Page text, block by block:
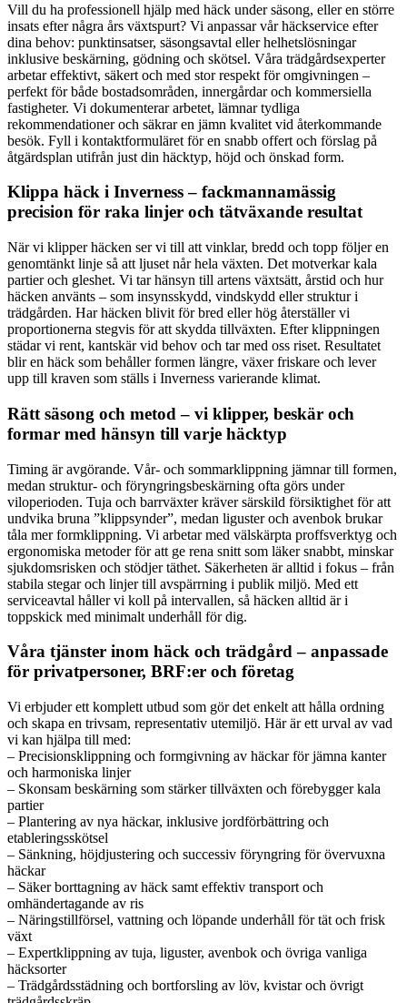
Vill du ha professionell hjälp med häck under säsong, eller en större
insats efter några års växtspurt? Vi anpassar vår häckservice efter
dina behov: punktinsatser, säsongsavtal eller helhetslösningar
inklusive beskärning, gödning och skötsel. Våra trädgårdsexperter
arbetar effektivt, säkert och med stor respekt för omgivningen –
perfekt för både bostadsområden, innergårdar och kommersiella
fastigheter. Vi dokumenterar arbetet, lämnar tydliga
rekommendationer och säkrar en jämn kvalitet vid återkommande
besök. Fyll i kontaktformuläret för en snabb offert och förslag på
åtgärdsplan utifrån just din häcktyp, höjd och önskad form.
Klippa häck i Inverness – fackmannamässig
precision för raka linjer och tätväxande resultat
När vi klipper häcken ser vi till att vinklar, bredd och topp följer en
genomtänkt linje så att ljuset når hela växten. Det motverkar kala
partier och gleshet. Vi tar hänsyn till artens växtsätt, årstid och hur
häcken använts – som insynsskydd, vindskydd eller struktur i
trädgården. Har häcken blivit för bred eller hög återställer vi
proportionerna stegvis för att skydda tillväxten. Efter klippningen
städar vi rent, kantskär vid behov och tar med oss riset. Resultatet
blir en häck som behåller formen längre, växer friskare och lever
upp till kraven som ställs i Inverness varierande klimat.
Rätt säsong och metod – vi klipper, beskär och
formar med hänsyn till varje häcktyp
Timing är avgörande. Vår- och sommarklippning jämnar till formen,
medan struktur- och föryngringsbeskärning ofta görs under
viloperioden. Tuja och barrväxter kräver särskild försiktighet för att
undvika bruna ”klippsynder”, medan liguster och avenbok brukar
tåla mer formklippning. Vi arbetar med välskärpta proffsverktyg och
ergonomiska metoder för att ge rena snitt som läker snabbt, minskar
sjukdomsrisken och stödjer täthet. Säkerheten är alltid i fokus – från
stabila stegar och linjer till avspärrning i publik miljö. Med ett
serviceavtal håller vi koll på intervallen, så häcken alltid är i
toppskick med minimalt underhåll för dig.
Våra tjänster inom häck och trädgård – anpassade
för privatpersoner, BRF:er och företag
Vi erbjuder ett komplett utbud som gör det enkelt att hålla ordning
och skapa en trivsam, representativ utemiljö. Här är ett urval av vad
vi kan hjälpa till med:
– Precisionsklippning och formgivning av häckar för jämna kanter
och harmoniska linjer
– Skonsam beskärning som stärker tillväxten och förebygger kala
partier
– Plantering av nya häckar, inklusive jordförbättring och
etableringsskötsel
– Sänkning, höjdjustering och successiv föryngring för övervuxna
häckar
– Säker borttagning av häck samt effektiv transport och
omhändertagande av ris
– Näringstillförsel, vattning och löpande underhåll för tät och frisk
växt
– Expertklippning av tuja, liguster, avenbok och övriga vanliga
häcksorter
– Trädgårdsstädning och bortforsling av löv, kvistar och övrigt